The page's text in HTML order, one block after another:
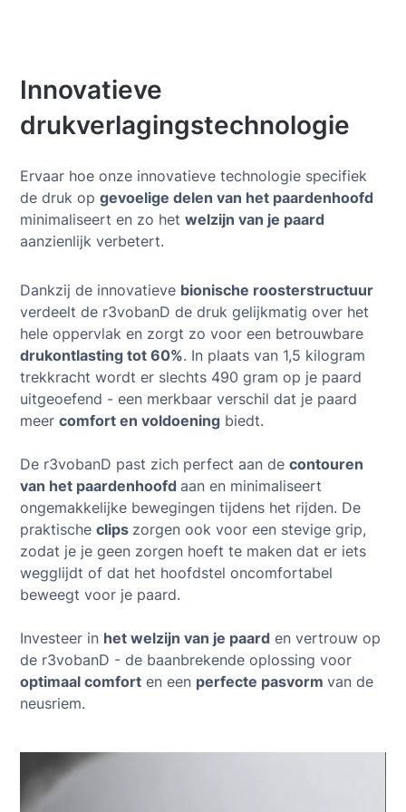
Innovatieve
drukverlagingstechnologie
Ervaar hoe onze innovatieve technologie specifiek
de druk opgevoelige delen van het paardenhoofd
minimaliseert en zo hetwelzijn van je paard
aanzienlijk verbetert.
Dankzij de innovatieve bionische roosterstructuur
verdeelt de r3vobanD de druk gelijkmatig over het
hele oppervlak en zorgt zo voor een betrouwbare
drukontlasting tot 60%. In plaats van 1,5 kilogram
trekkracht wordt er slechts 490 gram op je paard
uitgeoefend - een merkbaar verschil dat je paard
meercomfort en voldoening biedt.
De r3vobanD past zich perfect aan decontouren
van het paardenhoofdaan en minimaliseert
ongemakkelijke bewegingen tijdens het rijden. De
praktischeclips zorgen ook voor een stevige grip,
zodat je je geen zorgen hoeft te maken dat er iets
wegglijdt of dat het hoofdstel oncomfortabel
beweegt voor je paard.
Investeer in het welzijn van je paard en vertrouw op
de r3vobanD - de baanbrekende oplossing voor
optimaal comfort en een perfecte pasvormvan de
neusriem.